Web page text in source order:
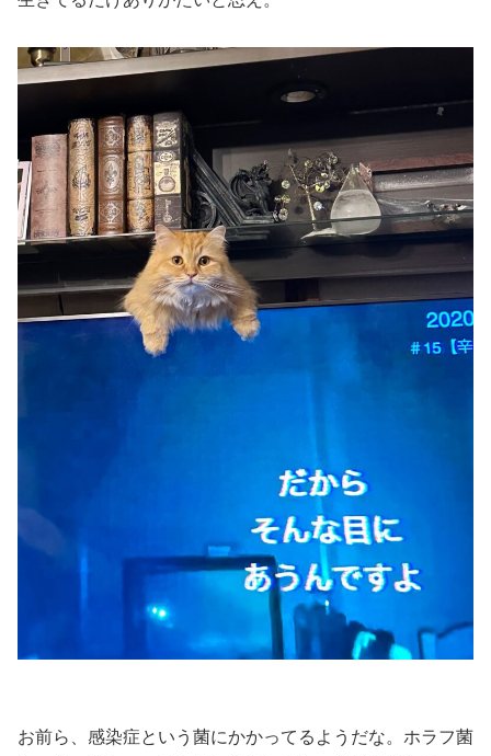
お前ら、感染症という菌にかかってるようだな。ホラフ菌